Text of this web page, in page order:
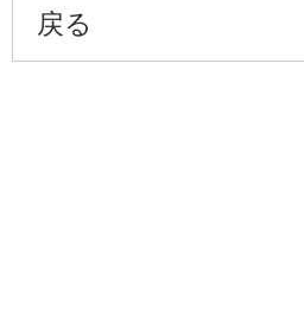
戻る